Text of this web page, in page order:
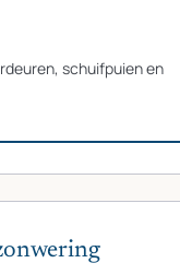
schuifpuien en